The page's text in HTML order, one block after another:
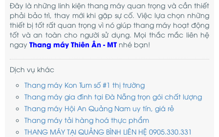
Đây là những linh kiện thang máy quan trọng và cần thiết
phải bảo trì, thay mới khi gặp sự cố. Việc lựa chọn những
thiết bị tốt rất quan trọng vì nó giúp thang máy hoạt động
tốt và an toàn cho người sử dụng. Mọi thắc mắc liên hệ
ngay Thang máy Thiên Ân - MT nhé bạn!
Dịch vụ khác
Thang máy Kon Tum số #1 thị trường
Thang máy gia đình tại Đà Nẵng trọn gói chất lượng
Thang máy Hội An Quảng Nam uy tín, giá rẻ
Thang máy tải hàng hoá thực phẩm
THANG MÁY TẠI QUẢNG BÌNH LIÊN HỆ 0905.330.331